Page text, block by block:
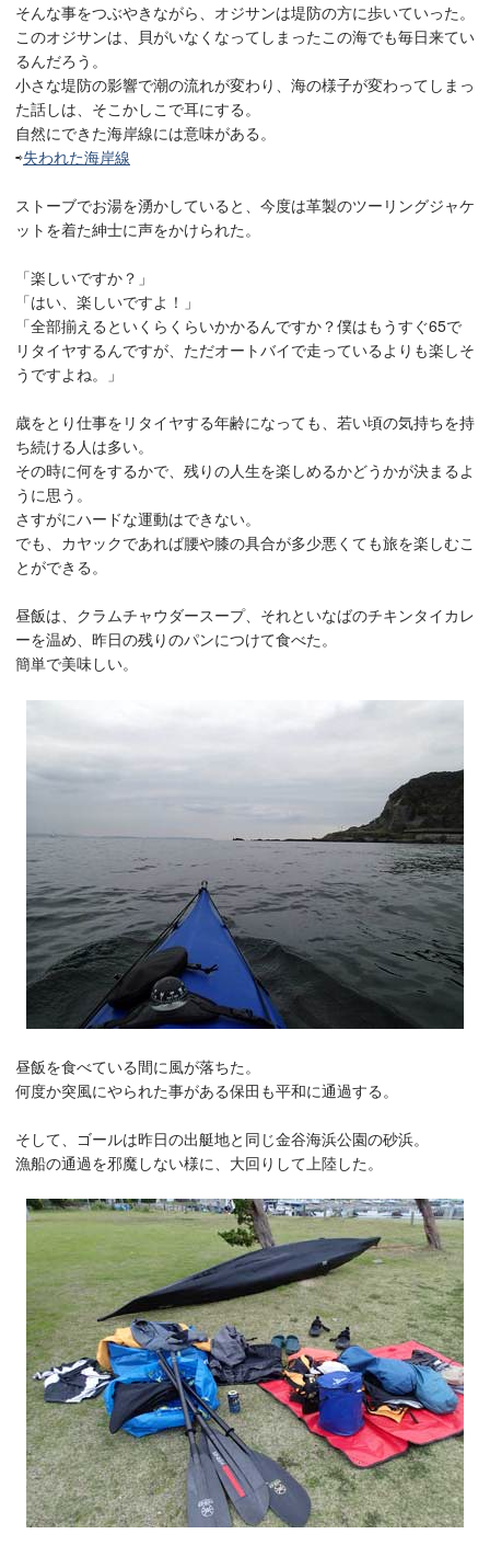
そんな事をつぶやきながら、オジサンは堤防の方に歩いていった。
このオジサンは、貝がいなくなってしまったこの海でも毎日来てい
るんだろう。
小さな堤防の影響で潮の流れが変わり、海の様子が変わってしまっ
た話しは、そこかしこで耳にする。
自然にできた海岸線には意味がある。
⇨失われた海岸線
ストーブでお湯を湧かしていると、今度は革製のツーリングジャケ
ットを着た紳士に声をかけられた。
「楽しいですか？」
「はい、楽しいですよ！」
「全部揃えるといくらくらいかかるんですか？僕はもうすぐ65で
リタイヤするんですが、ただオートバイで走っているよりも楽しそ
うですよね。」
歳をとり仕事をリタイヤする年齢になっても、若い頃の気持ちを持
ち続ける人は多い。
その時に何をするかで、残りの人生を楽しめるかどうかが決まるよ
うに思う。
さすがにハードな運動はできない。
でも、カヤックであれば腰や膝の具合が多少悪くても旅を楽しむこ
とができる。
昼飯は、クラムチャウダースープ、それといなばのチキンタイカレ
ーを温め、昨日の残りのパンにつけて食べた。
簡単で美味しい。
昼飯を食べている間に風が落ちた。
何度か突風にやられた事がある保田も平和に通過する。
そして、ゴールは昨日の出艇地と同じ金谷海浜公園の砂浜。
漁船の通過を邪魔しない様に、大回りして上陸した。